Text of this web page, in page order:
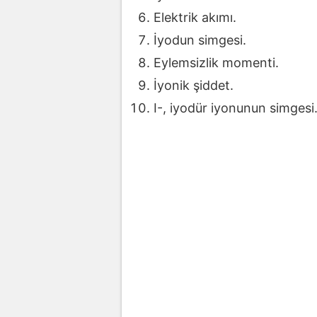
Elektrik akımı.
İyodun simgesi.
Eylemsizlik momenti.
İyonik şiddet.
I-, iyodür iyonunun